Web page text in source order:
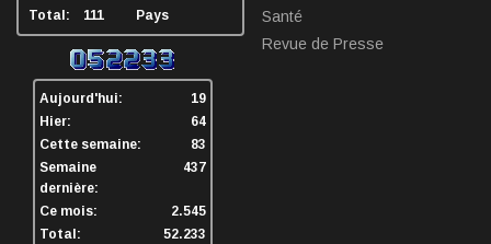
Total: 111 Pays
Aujourd'hui:
19
Hier:
64
Cette semaine:
83
Semaine
dernière:
437
Ce mois:
2.545
Total:
52.233
Santé
Revue de Presse